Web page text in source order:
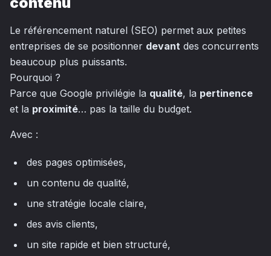
Le référencement naturel (SEO) permet aux petites
entreprises de se positionner devant des concurrents
beaucoup plus puissants.
Pourquoi ?
Parce que Google privilégie la qualité, la pertinence
et la proximité… pas la taille du budget.
Avec :
des pages optimisées,
un contenu de qualité,
une stratégie locale claire,
des avis clients,
un site rapide et bien structuré,